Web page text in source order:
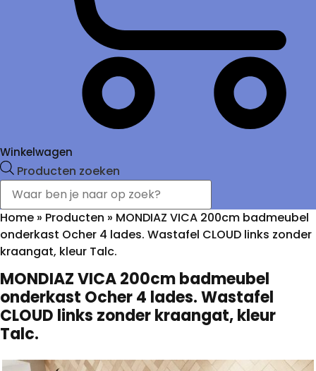
Winkelwagen
Producten zoeken
Home » Producten » MONDIAZ VICA 200cm badmeubel
onderkast Ocher 4 lades. Wastafel CLOUD links zonder
kraangat, kleur Talc.
MONDIAZ VICA 200cm badmeubel
onderkast Ocher 4 lades. Wastafel
CLOUD links zonder kraangat, kleur
Talc.